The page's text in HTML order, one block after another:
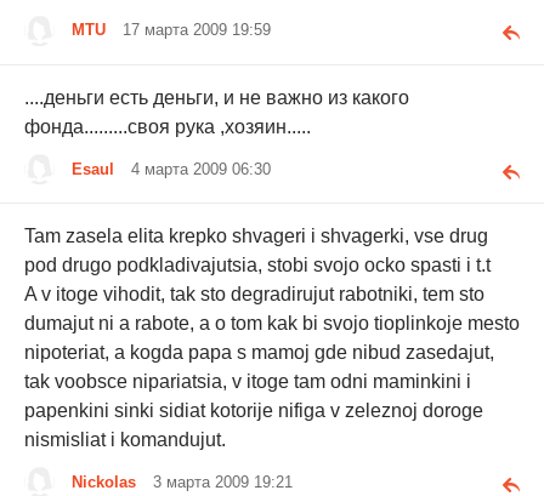
MTU 17 марта 2009 19:59
....деньги есть деньги, и не важно из какого
фонда.........своя рука ,хозяин.....
Esaul 4 марта 2009 06:30
Tam zasela elita krepko shvageri i shvagerki, vse drug
pod drugo podkladivajutsia, stobi svojo ocko spasti i t.t
A v itoge vihodit, tak sto degradirujut rabotniki, tem sto
dumajut ni a rabote, a o tom kak bi svojo tioplinkoje mesto
nipoteriat, a kogda papa s mamoj gde nibud zasedajut,
tak voobsce nipariatsia, v itoge tam odni maminkini i
papenkini sinki sidiat kotorije nifiga v zeleznoj doroge
nismisliat i komandujut.
Nickolas 3 марта 2009 19:21